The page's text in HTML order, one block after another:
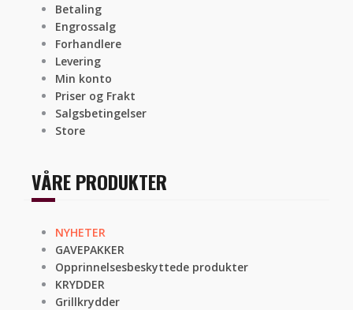
Betaling
Engrossalg
Forhandlere
Levering
Min konto
Priser og Frakt
Salgsbetingelser
Store
VÅRE PRODUKTER
NYHETER
GAVEPAKKER
Opprinnelsesbeskyttede produkter
KRYDDER
Grillkrydder